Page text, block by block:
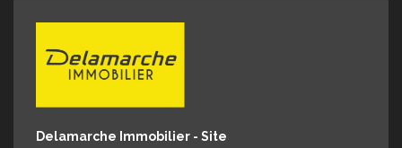
Delamarche Immobilier - Site